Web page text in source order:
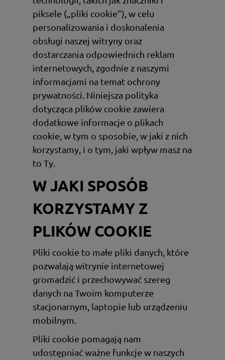
piksele („pliki cookie”), w celu
personalizowania i doskonalenia
obsługi naszej witryny oraz
dostarczania odpowiednich reklam
internetowych, zgodnie z naszymi
informacjami na temat ochrony
prywatności. Niniejsza polityka
dotycząca plików cookie zawiera
dodatkowe informacje o plikach
cookie, w tym o sposobie, w jaki z nich
korzystamy, i o tym, jaki wpływ masz na
to Ty.
W JAKI SPOSÓB
KORZYSTAMY Z
PLIKÓW COOKIE
Pliki cookie to małe pliki danych, które
pozwalają witrynie internetowej
gromadzić i przechowywać szereg
danych na Twoim komputerze
stacjonarnym, laptopie lub urządzeniu
mobilnym.
Pliki cookie pomagają nam
udostępniać ważne funkcje w naszych